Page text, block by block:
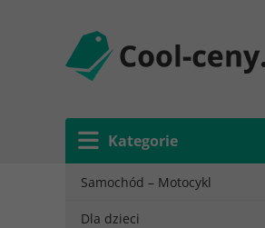
Kategorie
Samochód – Motocykl
Dla dzieci